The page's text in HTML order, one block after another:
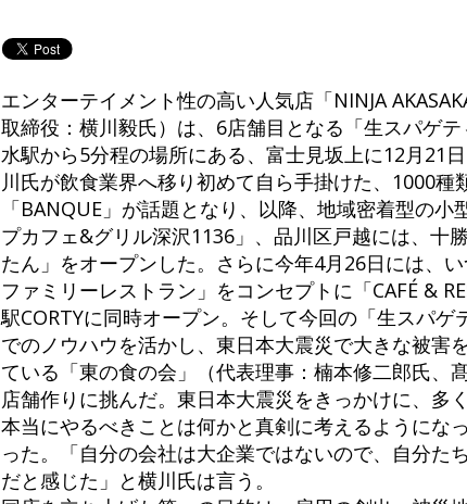
エンターテイメント性の高い人気店「NINJA
取締役：横川毅氏）は、6店舗目となる「生スパゲ
水駅から5分程の場所にある、富士見坂上に12月21
川氏が飲食業界へ移り初めて自ら手掛けた、1000
「BANQUE」が話題となり、以降、地域密着型の
プカフェ&グリル深沢1136」、品川区戸越には、十
たん」をオープンした。さらに今年4月26日には、
ファミリーレストラン」をコンセプトに「CAFÉ &
駅CORTYに同時オープン。そして今回の「生スパ
でのノウハウを活かし、東日本大震災で大きな被害
ている「東の食の会」（代表理事：楠本修二郎氏、
店舗作りに挑んだ。東日本大震災をきっかけに、
本当にやるべきことは何かと真剣に考えるようにな
った。「自分の会社は大企業ではないので、自分た
だと感じた」と横川氏は言う。